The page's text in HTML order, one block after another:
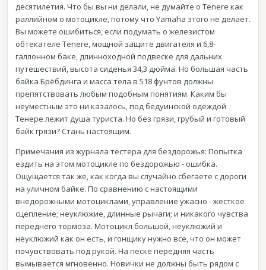
десятилетия. Что бы вы ни делали, не думайте о Tenere как
раллийном о мотоцикле, потому что Yamaha этого не делает.
Вы можете ошибиться, если подумать о железистом
обтекателе Tenere, мощной защите двигателя и 6,8-
галлонном баке, длинноходной подвеске для дальних
путешествий, высота сиденья 34,3 дюйма. Но большая часть
байка Брёбдинга и масса тела в 518 фунтов должны
препятствовать любым подобным понятиям. Каким бы
неуместным это ни казалось, под бедуинской одеждой
Тенере лежит душа туриста. Но без грязи, грубый и готовый
байк грязи? Стань настоящим.
Примечания из журнала тестера для бездорожья: Попытка
ездить на этом мотоцикле по бездорожью - ошибка.
Ощущается так же, как когда вы случайно сбегаете с дороги
на уличном байке. По сравнению с настоящими
внедорожными мотоциклами, управление ужасно - жесткое
сцепление; неуклюжие, длинные рычаги; и никакого чувства
переднего тормоза. Мотоцикл большой, неуклюжий и
неуклюжий как он есть, и гонщику нужно все, что он может
почувствовать под рукой. На песке передняя часть
вымывается мгновенно. Новички не должны быть рядом с